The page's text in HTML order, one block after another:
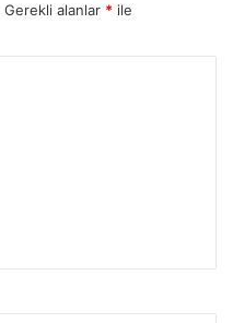
Gerekli alanlar * ile